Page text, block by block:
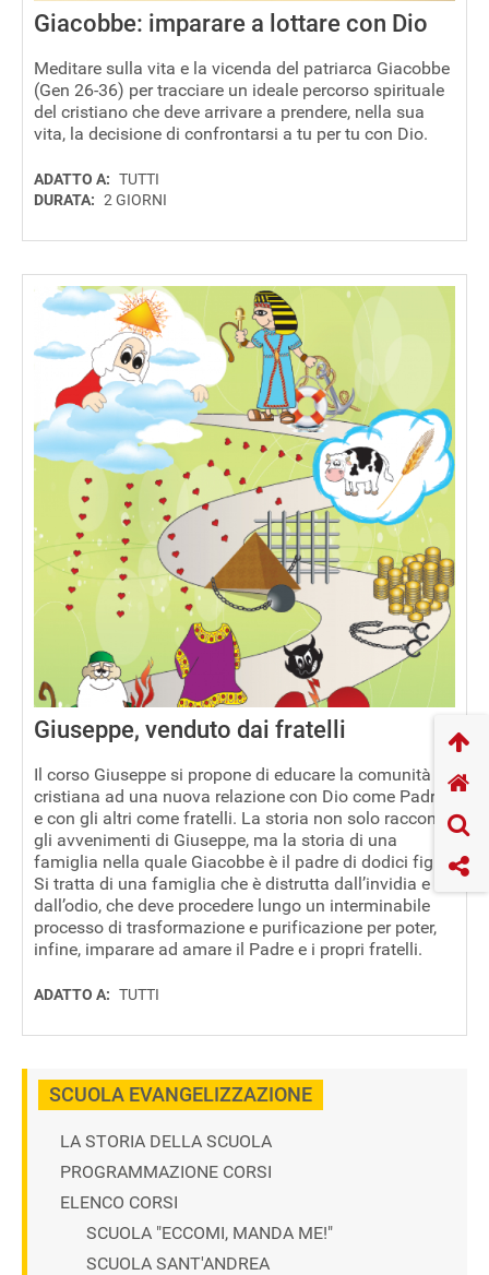
Giacobbe: imparare a lottare con Dio
Meditare sulla vita e la vicenda del patriarca Giacobbe
(Gen 26-36) per tracciare un ideale percorso spirituale
del cristiano che deve arrivare a prendere, nella sua
vita, la decisione di confrontarsi a tu per tu con Dio.
ADATTO A: TUTTI
DURATA: 2 GIORNI
Giuseppe, venduto dai fratelli
Il corso Giuseppe si propone di educare la comunità
cristiana ad una nuova relazione con Dio come Padre
e con gli altri come fratelli. La storia non solo racconta
gli avvenimenti di Giuseppe, ma la storia di una
famiglia nella quale Giacobbe è il padre di dodici figli.
Si tratta di una famiglia che è distrutta dall’invidia e
dall’odio, che deve procedere lungo un interminabile
processo di trasformazione e purificazione per poter,
infine, imparare ad amare il Padre e i propri fratelli.
ADATTO A: TUTTI
SCUOLA EVANGELIZZAZIONE
LA STORIA DELLA SCUOLA
PROGRAMMAZIONE CORSI
ELENCO CORSI
SCUOLA "ECCOMI, MANDA ME!"
SCUOLA SANT'ANDREA